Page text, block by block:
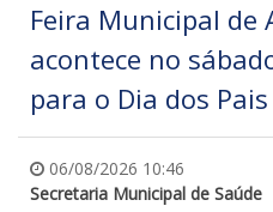
Feira Municipal de
acontece no
para o Dia dos Pais
06/08/2026 10:46
Secretaria Municipal de Saúde